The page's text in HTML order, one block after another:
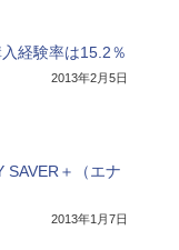
経験率は15.2％
2013年2月5日
SAVER＋（エナ
2013年1月7日